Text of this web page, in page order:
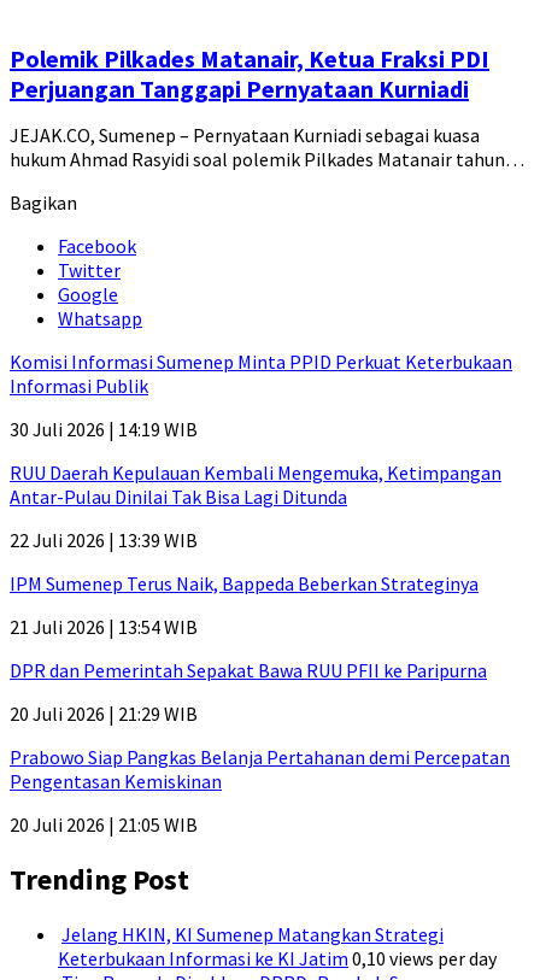
Polemik Pilkades Matanair, Ketua Fraksi PDI
Perjuangan Tanggapi Pernyataan Kurniadi
JEJAK.CO, Sumenep – Pernyataan Kurniadi sebagai kuasa
hukum Ahmad Rasyidi soal polemik Pilkades Matanair tahun…
Bagikan
Facebook
Twitter
Google
Whatsapp
Komisi Informasi Sumenep Minta PPID Perkuat Keterbukaan
Informasi Publik
30 Juli 2026 | 14:19 WIB
RUU Daerah Kepulauan Kembali Mengemuka, Ketimpangan
Antar-Pulau Dinilai Tak Bisa Lagi Ditunda
22 Juli 2026 | 13:39 WIB
IPM Sumenep Terus Naik, Bappeda Beberkan Strateginya
21 Juli 2026 | 13:54 WIB
DPR dan Pemerintah Sepakat Bawa RUU PFII ke Paripurna
20 Juli 2026 | 21:29 WIB
Prabowo Siap Pangkas Belanja Pertahanan demi Percepatan
Pengentasan Kemiskinan
20 Juli 2026 | 21:05 WIB
Trending Post
Jelang HKIN, KI Sumenep Matangkan Strategi
Keterbukaan Informasi ke KI Jatim 0,10 views per day